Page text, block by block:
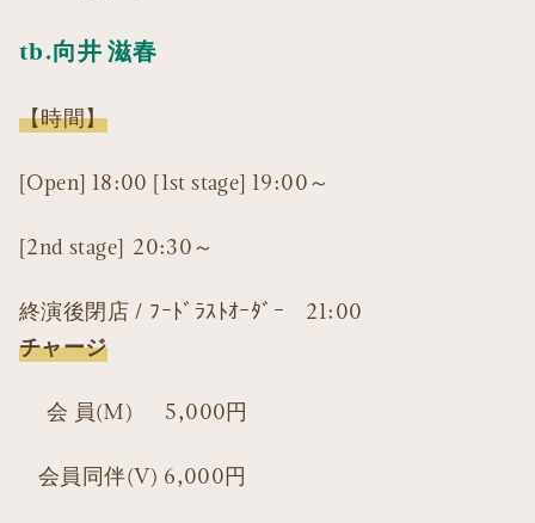
tb.向井 滋春
【時間】
[Open] 18:00 [1st stage] 19:00～
[2nd stage] 20:30～
終演後閉店 / ﾌｰﾄﾞﾗｽﾄｵｰﾀﾞｰ 21:00
チャージ
会 員(M) 5,000円
会員同伴(V) 6,000円